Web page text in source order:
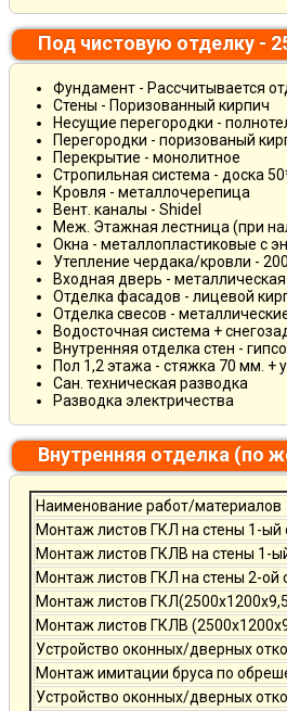
Под чистовую отделку -
Фундамент - Рассчитывается
Стены - Поризованный кирпич
Несущие перегородки -
Перегородки - поризованый
Перекрытие - монолитное
Стропильная система - доска
Кровля - металлочерепица
Вент. каналы - Shidel
Меж. Этажная лестница (при
Окна - металлопластиковые с
Утепление чердака/кровли -
Входная дверь -
Отделка фасадов - лицевой
Отделка свесов -
Водосточная система +
Внутренняя отделка стен -
Пол 1,2 этажа - стяжка 70 мм. +
Сан. техническая разводка
Разводка электричества
Внутренняя отделка (по
Наименование работ/материалов
Монтаж листов ГКЛ на стены 1-ый
Монтаж листов ГКЛВ на стены 1-
Монтаж листов ГКЛ на стены 2-ой
Монтаж листов
Монтаж листов ГКЛВ
Устройство оконных/дверных
Монтаж имитации бруса по
Устройство оконных/дверных